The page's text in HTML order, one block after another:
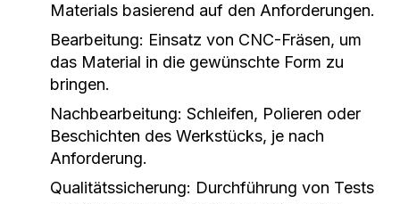
Materials basierend auf den Anforderungen.
Bearbeitung: Einsatz von CNC-Fräsen, um
das Material in die gewünschte Form zu
bringen.
Nachbearbeitung: Schleifen, Polieren oder
Beschichten des Werkstücks, je nach
Anforderung.
Qualitätssicherung: Durchführung von Tests